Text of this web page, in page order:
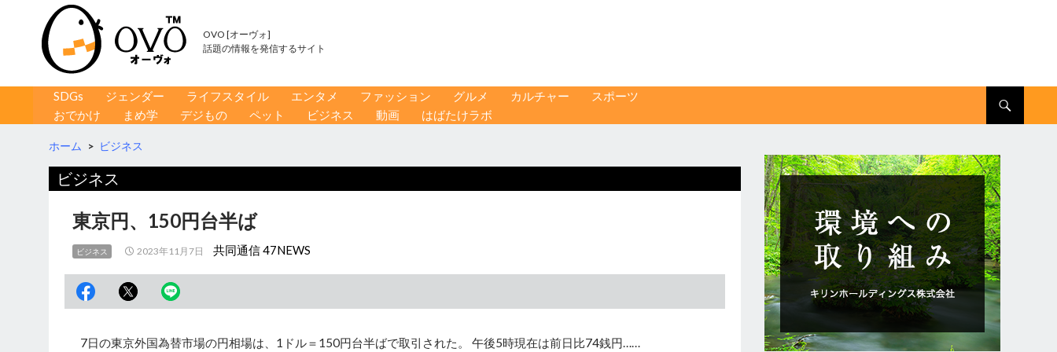
OVO [オーヴォ]
話題の情報を発信するサイト
コンテンツへ移動
SDGs ジェンダー ライフスタイル エンタメ ファッション グルメ カルチャー
スポーツ
おでかけ
まめ学 デジもの ペット ビジネス 動画 はばたけラボ
ホーム > ビジネス
ビジネス
東京円、150円台半ば
ビジネス 2023年11月7日 共同通信 47NEWS
7日の東京外国為替市場の円相場は、1ドル＝150円台半ばで取引された。 午後5時現在は前日比74銭円……